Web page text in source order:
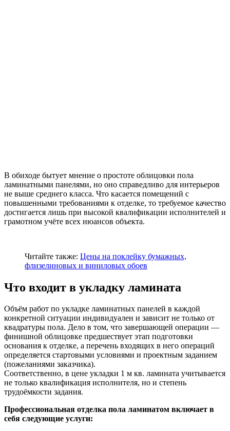
В обиходе бытует мнение о простоте облицовки пола
ламинатными панелями, но оно справедливо для интерьеров
не выше среднего класса. Что касается помещений с
повышенными требованиями к отделке, то требуемое качество
достигается лишь при высокой квалификации исполнителей и
грамотном учёте всех нюансов объекта.
Читайте также: Цены на поклейку бумажных,
флизелиновых и виниловых обоев
Что входит в укладку ламината
Объём работ по укладке ламинатных панелей в каждой
конкретной ситуации индивидуален и зависит не только от
квадратуры пола. Дело в том, что завершающей операции —
финишной облицовке предшествует этап подготовки
основания к отделке, а перечень входящих в него операций
определяется стартовыми условиями и проектным заданием
(пожеланиями заказчика).
Соответственно, в цене укладки 1 м кв. ламината учитывается
не только квалификация исполнителя, но и степень
трудоёмкости задания.
Профессиональная отделка пола ламинатом включает в
себя следующие услуги: